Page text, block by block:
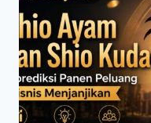
INI
BIDANG
YANG
PERLU